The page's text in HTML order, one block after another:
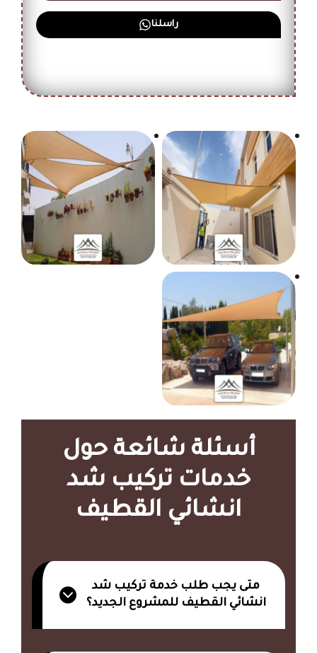
راسلنا
أسئلة شائعة حول
خدمات تركيب شد
انشائي القطيف
متى يجب طلب خدمة تركيب شد
انشائي القطيف للمشروع الجديد؟